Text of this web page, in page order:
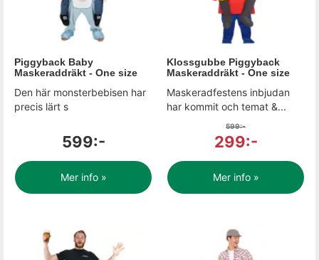
Piggyback Baby
Maskeraddräkt - One size
Den här monsterbebisen har
precis lärt s
599:-
Mer info »
Klossgubbe Piggyback
Maskeraddräkt - One size
Maskeradfestens inbjudan
har kommit och temat &...
599:-
299:-
Mer info »